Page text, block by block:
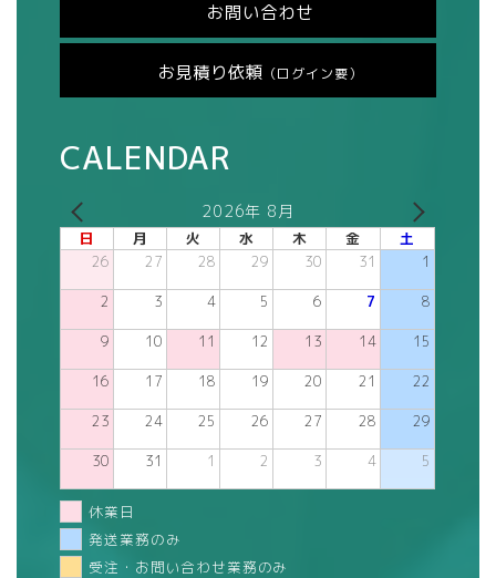
お問い合わせ
お見積り依頼 （ログイン要）
CALENDAR
2026年 8月
日 月 火 水 木 金 土
26 27 28 29 30 31 1
2 3 4 5 6 7 8
9 10 11 12 13 14 15
16 17 18 19 20 21 22
23 24 25 26 27 28 29
30 31 1 2 3 4 5
休業日
発送業務のみ
受注・お問い合わせ業務のみ